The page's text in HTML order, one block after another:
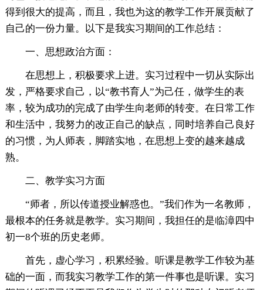
得到很大的提高，而且，我也为这的教学工作开展贡献了
自己的一份力量。以下是我实习期间的工作总结：
一、思想政治方面：
在思想上，积极要求上进。实习过程中一切从实际出
发，严格要求自己，以“教书育人”为己任，做学生的表
率，较为成功的完成了由学生向老师的转变。在日常工作
和生活中，我努力的改正自己的缺点，同时培养自己良好
的习惯，为人师表，脚踏实地，在思想上变的越来越成
熟。
二、教学实习方面
“师者，所以传道授业解惑也。”我们作为一名教师，
最根本的任务就是教学。实习期间，我担任的是临漳四中
初一8个班的历史老师。
首先，虚心学习，积累经验。听课是教学工作较为基
础的一面，而我实习教学工作的第一件事也是听课。实习